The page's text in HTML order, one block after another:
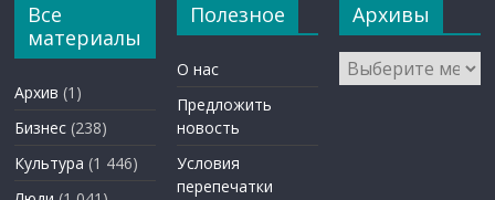
Все
материалы
Архив (1)
Бизнес (238)
Культура (1 446)
Полезное
О нас
Предложить
новость
Условия
перепечатки
Архивы
Архивы